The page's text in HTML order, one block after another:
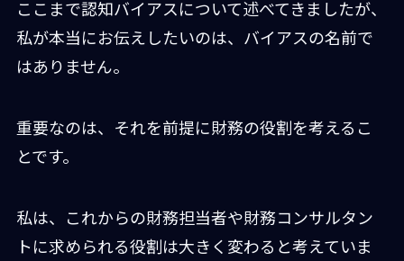
ここまで認知バイアスについて述べてきましたが、
私が本当にお伝えしたいのは、バイアスの名前で
はありません。
重要なのは、それを前提に財務の役割を考えるこ
とです。
私は、これからの財務担当者や財務コンサルタン
トに求められる役割は大きく変わると考えていま